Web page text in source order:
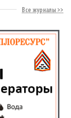
Все журналы